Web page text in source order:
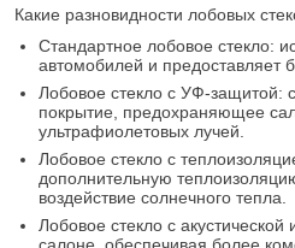
Какие разновидности лобовых
Стандартное лобовое стекло:
автомобилей и предоставляет
Лобовое стекло с УФ-защитой:
покрытие, предохраняющее
ультрафиолетовых лучей.
Лобовое стекло с
дополнительную
воздействие солнечного тепла.
Лобовое стекло с